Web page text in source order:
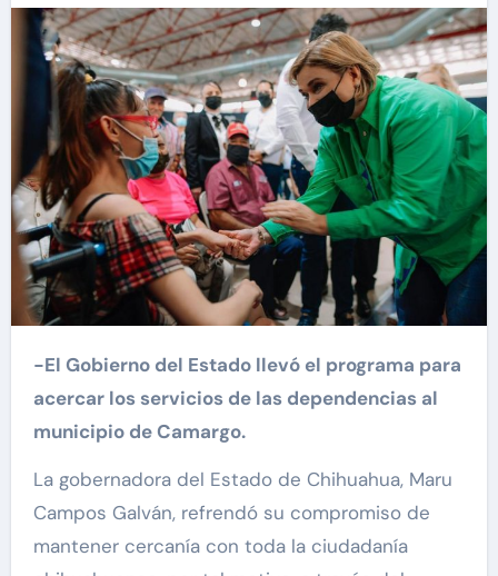
-El Gobierno del Estado llevó el programa para
acercar los servicios de las dependencias al
municipio de Camargo.
La gobernadora del Estado de Chihuahua, Maru
Campos Galván, refrendó su compromiso de
mantener cercanía con toda la ciudadanía